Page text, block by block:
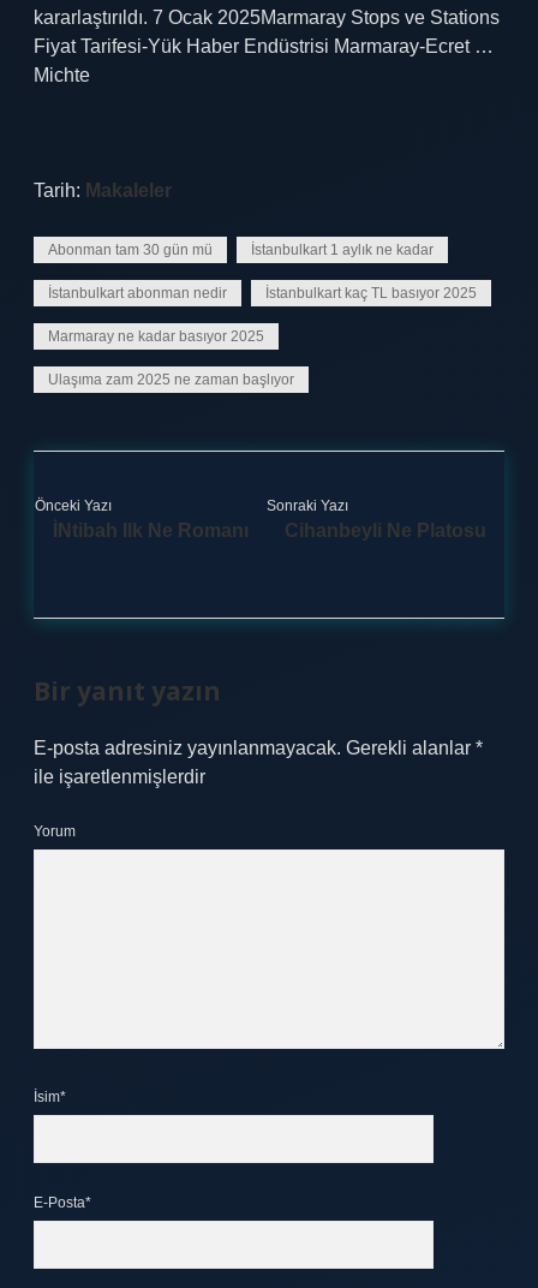
kararlaştırıldı. 7 Ocak 2025Marmaray Stops ve Stations
Fiyat Tarifesi-Yük Haber Endüstrisi Marmaray-Ecret …
Michte
Tarih: Makaleler
Abonman tam 30 gün mü İstanbulkart 1 aylık ne kadar
İstanbulkart abonman nedir İstanbulkart kaç TL basıyor 2025
Marmaray ne kadar basıyor 2025
Ulaşıma zam 2025 ne zaman başlıyor
Önceki Yazı
İNtibah Ilk Ne Romanı
Sonraki Yazı
Cihanbeyli Ne Platosu
Bir yanıt yazın
E-posta adresiniz yayınlanmayacak. Gerekli alanlar *
ile işaretlenmişlerdir
Yorum
İsim*
E-Posta*